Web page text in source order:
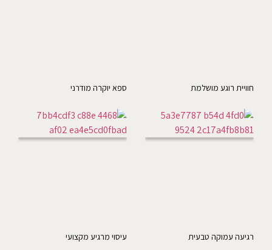
חוויית רוגע מושלמת ספא יוקרה מודרני
רגיעה עמוקה טבעית עיסוי מרגיע מקצועי